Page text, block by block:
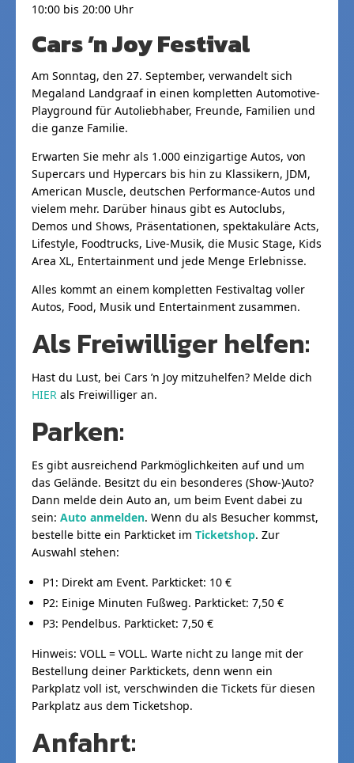
10:00 bis 20:00 Uhr
Cars ’n Joy Festival
Am Sonntag, den 27. September, verwandelt sich
Megaland Landgraaf in einen kompletten Automotive-
Playground für Autoliebhaber, Freunde, Familien und
die ganze Familie.
Erwarten Sie mehr als 1.000 einzigartige Autos, von
Supercars und Hypercars bis hin zu Klassikern, JDM,
American Muscle, deutschen Performance-Autos und
vielem mehr. Darüber hinaus gibt es Autoclubs,
Demos und Shows, Präsentationen, spektakuläre Acts,
Lifestyle, Foodtrucks, Live-Musik, die Music Stage, Kids
Area XL, Entertainment und jede Menge Erlebnisse.
Alles kommt an einem kompletten Festivaltag voller
Autos, Food, Musik und Entertainment zusammen.
Als Freiwilliger helfen:
Hast du Lust, bei Cars ’n Joy mitzuhelfen? Melde dich
HIER als Freiwilliger an.
Parken:
Es gibt ausreichend Parkmöglichkeiten auf und um
das Gelände. Besitzt du ein besonderes (Show-)Auto?
Dann melde dein Auto an, um beim Event dabei zu
sein:Auto anmelden. Wenn du als Besucher kommst,
bestelle bitte ein Parkticket imTicketshop. Zur
Auswahl stehen:
P1: Direkt am Event. Parkticket: 10 €
P2: Einige Minuten Fußweg. Parkticket: 7,50 €
P3: Pendelbus. Parkticket: 7,50 €
Hinweis: VOLL = VOLL. Warte nicht zu lange mit der
Bestellung deiner Parktickets, denn wenn ein
Parkplatz voll ist, verschwinden die Tickets für diesen
Parkplatz aus dem Ticketshop.
Anfahrt: